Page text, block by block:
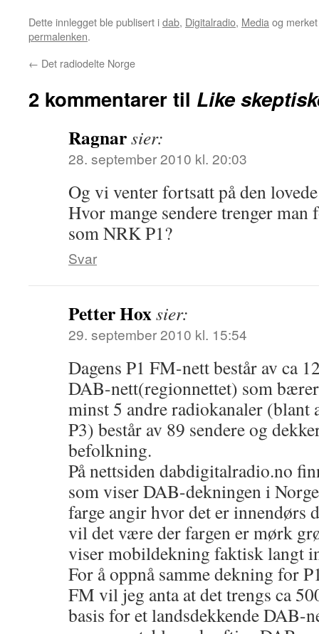
Dette innlegget ble publisert idab, Digitalradio, Media og
permalenken.
← Det radiodelte Norge
2 kommentarer til Like
Ragnarsier:
28. september 2010 kl. 20:03
Og vi venter fortsatt på den
Hvor mange sendere trenger
som NRK P1?
Svar
Petter Hoxsier:
29. september 2010 kl. 15:54
Dagens P1 FM-nett består av ca
DAB-nett(regionnettet) som
minst 5 andre radiokanaler (blant
P3) består av 89 sendere og
befolkning.
På nettsiden dabdigitalradio.no
som viser DAB-dekningen i
farge angir hvor det er
vil det være der fargen er mørk
viser mobildekning faktisk langt
For å oppnå samme dekning for
FM vil jeg anta at det trengs ca
basis for et landsdekkende DAB-